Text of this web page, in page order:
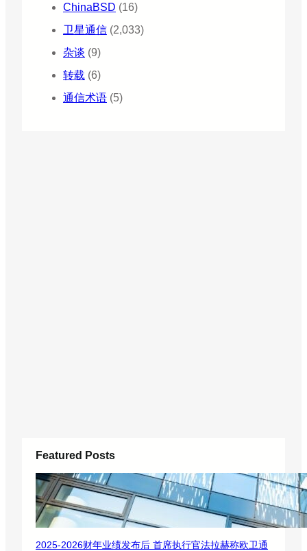
ChinaBSD (16)
卫星通信 (2,033)
杂谈 (9)
转载 (6)
通信术语 (5)
Featured Posts
2025-2026财年业绩发布后 首席执行官法拉赫称欧卫通